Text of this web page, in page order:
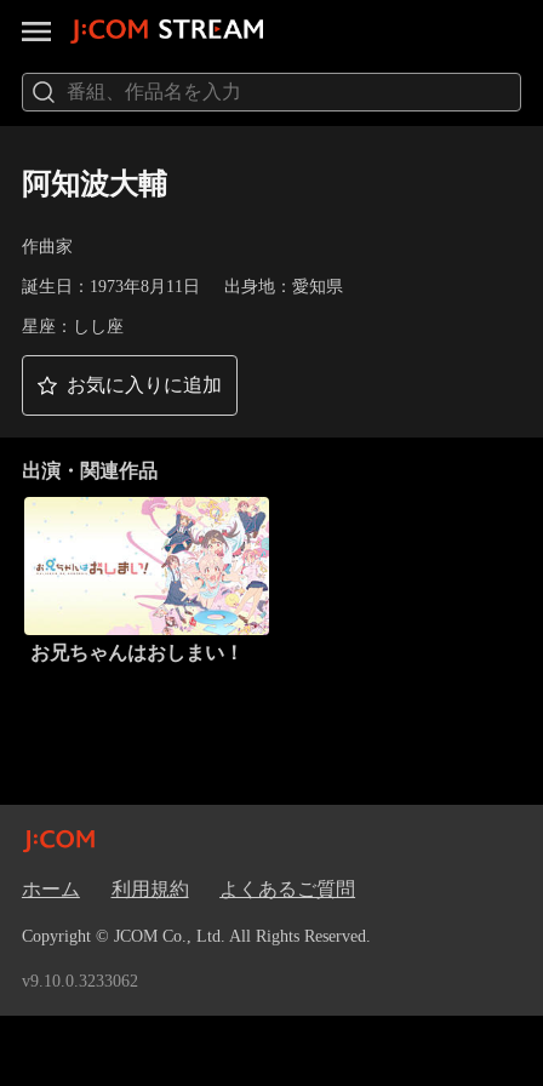
阿知波大輔
作曲家
誕生日：1973年8月11日 出身地：愛知県
星座：しし座
お気に入りに追加
出演・関連作品
お兄ちゃんはおしまい！
ホーム 利用規約 よくあるご質問
Copyright © JCOM Co., Ltd. All Rights Reserved.
v9.10.0.3233062